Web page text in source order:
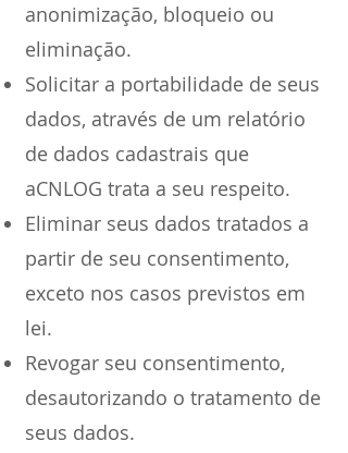
anonimização, bloqueio ou
eliminação.
Solicitar a portabilidade de seus
dados, através de um relatório
de dados cadastrais que
aCNLOG trata a seu respeito.
Eliminar seus dados tratados a
partir de seu consentimento,
exceto nos casos previstos em
lei.
Revogar seu consentimento,
desautorizando o tratamento de
seus dados.